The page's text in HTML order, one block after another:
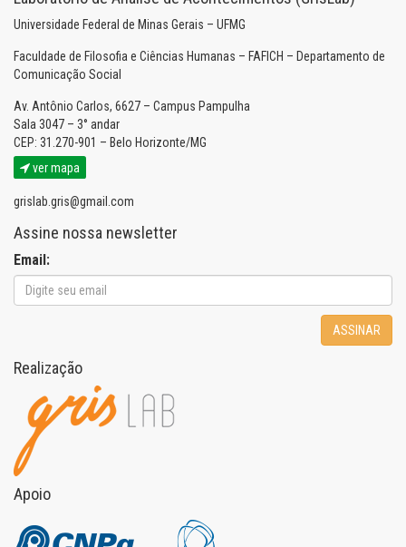
Universidade Federal de Minas Gerais – UFMG
Faculdade de Filosofia e Ciências Humanas – FAFICH – Departamento de
Comunicação Social
Av. Antônio Carlos, 6627 – Campus Pampulha
Sala 3047 – 3° andar
CEP: 31.270-901 – Belo Horizonte/MG
ver mapa
grislab.gris@gmail.com
Assine nossa newsletter
Email:
ASSINAR
Realização
Apoio